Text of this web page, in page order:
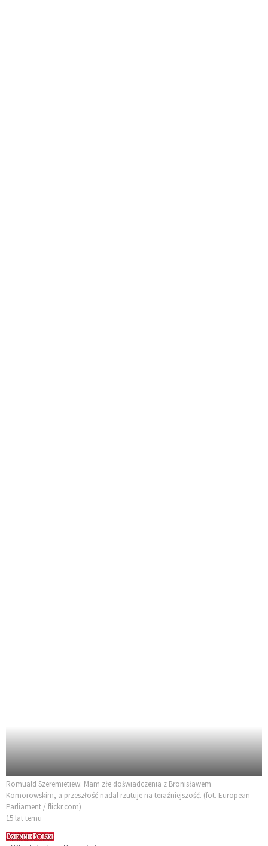
Romuald Szeremietiew: Mam złe doświadczenia z Bronisławem
Komorowskim, a przeszłość nadal rzutuje na teraźniejszość. (fot. European
Parliament / flickr.com)
15 lat temu